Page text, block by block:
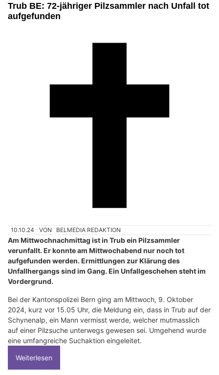
Trub BE: 72-jähriger Pilzsammler nach Unfall tot
aufgefunden
10.10.24 VON BELMEDIA REDAKTION
Am Mittwochnachmittag ist in Trub ein Pilzsammler
verunfallt. Er konnte am Mittwochabend nur noch tot
aufgefunden werden. Ermittlungen zur Klärung des
Unfallhergangs sind im Gang. Ein Unfallgeschehen steht im
Vordergrund.
Bei der Kantonspolizei Bern ging am Mittwoch, 9. Oktober
2024, kurz vor 15.05 Uhr, die Meldung ein, dass in Trub auf der
Schynenalp, ein Mann vermisst werde, welcher mutmasslich
auf einer Pilzsuche unterwegs gewesen sei. Umgehend wurde
eine umfangreiche Suchaktion eingeleitet.
Weiterlesen